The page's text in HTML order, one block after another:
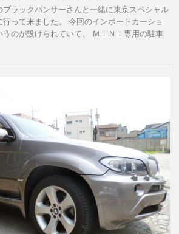
ブラックパンサーさんと一緒に東京スペシャル
って来ました。 今回のインポートカーショ
うのが設けられていて、 ＭＩＮＩ専用の駐車